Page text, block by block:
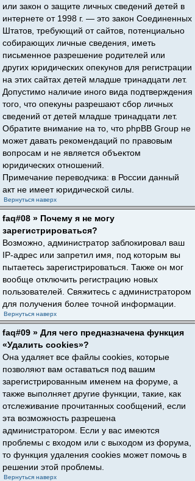
или закон о защите личных сведений детей в
интернете от 1998 г. — это закон Соединенных
Штатов, требующий от сайтов, потенциально
собирающих личные сведения, иметь
письменное разрешение родителей или
других юридических опекунов для регистрации
на этих сайтах детей младше тринадцати лет.
Допустимо наличие иного вида подтверждения
того, что опекуны разрешают сбор личных
сведений от детей младше тринадцати лет.
Обратите внимание на то, что phpBB Group не
может давать рекомендаций по правовым
вопросам и не является объектом
юридических отношений.
Примечание переводчика: в России данный
акт не имеет юридической силы.
Вернуться наверх
faq#08 » Почему я не могу
зарегистрироваться?
Возможно, администратор заблокировал ваш
IP-адрес или запретил имя, под которым вы
пытаетесь зарегистрироваться. Также он мог
вообще отключить регистрацию новых
пользователей. Свяжитесь с администратором
для получения более точной информации.
Вернуться наверх
faq#09 » Для чего предназначена функция
«Удалить cookies»?
Она удаляет все файлы cookies, которые
позволяют вам оставаться под вашим
зарегистрированным именем на форуме, а
также выполняет другие функции, такие, как
отслеживание прочитанных сообщений, если
эта возможность разрешена
администратором. Если у вас имеются
проблемы с входом или с выходом из форума,
то функция удаления cookies может помочь в
решении этой проблемы.
Вернуться наверх